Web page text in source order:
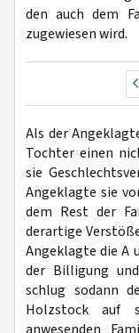
den auch dem
zugewiesen wird.
Als der
Tochter einen
sie
Angeklagte sie
dem Rest der
derartige
Angeklagte die A
der Billigung
schlug sodann
Holzstock auf